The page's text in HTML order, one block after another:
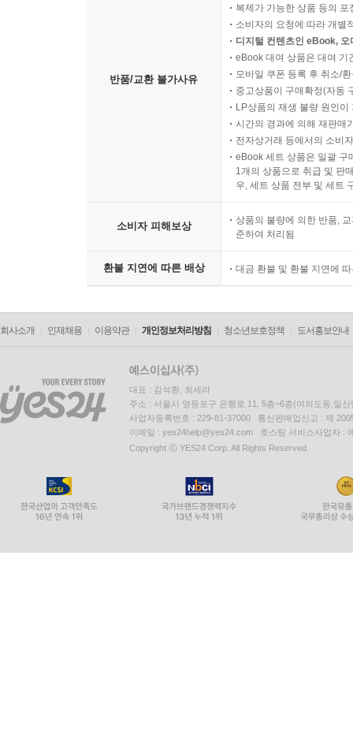
반품/교환 불가사유
복제가 가능한 상품 등의
소비자의 요청에 따라 개별
디지털 컨텐츠인 eBook,
eBook 대여 상품은 대여 기
모바일 쿠폰 등록 후 취소/
중고상품이 구매확정(자동
LP상품의 재생 불량 원인
시간의 경과에 의해 재판매
전자상거래 등에서의 소비
eBook 세트 상품은 일괄 구
1개의 상품으로 취급 및 판
우, 세트 상품 전부 및 세트
소비자 피해보상
상품의 불량에 의한 반품,
준하여 처리됨
환불 지연에 따른 배상 대금 환불 및 환불 지연에
회사소개 인재채용 이용약관 개인정보처리방침 청소년보호정책 도서홍보안내
대표 : 김석환, 최세라
주소 : 서울시 영등포구 은행로 11, 5층~6층(여의도동,일신
사업자등록번호 : 229-81-37000 통신판매업신고 : 제
이메일 : yes24help@yes24.com 호스팅 서비스사업자 :
Copyright ⓒ YES24 Corp. All Rights Reserved.